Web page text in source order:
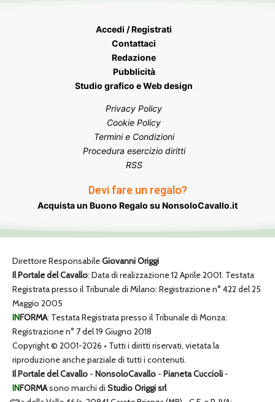
Accedi / Registrati
Contattaci
Redazione
Pubblicità
Studio grafico e Web design
Privacy Policy
Cookie Policy
Termini e Condizioni
Procedura esercizio diritti
RSS
Devi fare un regalo?
Acquista un Buono Regalo su NonsoloCavallo.it
Direttore ResponsabileGiovanni Origgi
Il Portale del Cavallo: Data di realizzazione 12 Aprile 2001. Testata
Registrata presso il Tribunale di Milano: Registrazione n° 422 del 25
Maggio 2005
INFORMA: Testata Registrata presso il Tribunale di Monza:
Registrazione n° 7 del 19 Giugno 2018
Copyright © 2001-2026 • Tutti i diritti riservati, vietata la
riproduzione anche parziale di tutti i contenuti.
Il Portale del Cavallo - NonsoloCavallo - Pianeta Cuccioli -
INFORMAsono marchi di Studio Origgi srl